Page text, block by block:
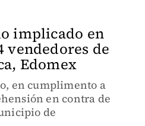
implicado en
vendedores de
Edomex
en cumplimento a
en contra de